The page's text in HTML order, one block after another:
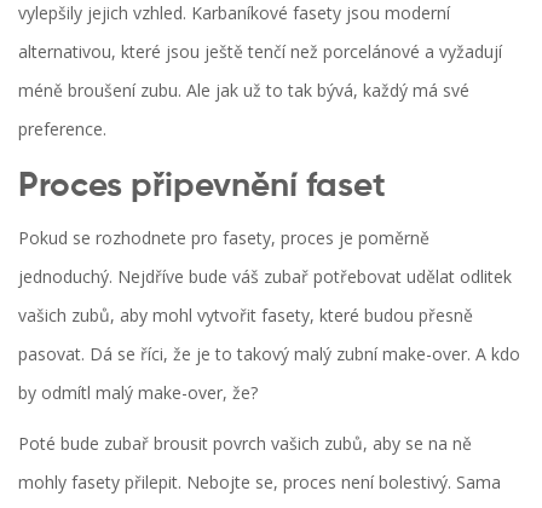
vylepšily jejich vzhled. Karbaníkové fasety jsou moderní
alternativou, které jsou ještě tenčí než porcelánové a vyžadují
méně broušení zubu. Ale jak už to tak bývá, každý má své
preference.
Proces připevnění faset
Pokud se rozhodnete pro fasety, proces je poměrně
jednoduchý. Nejdříve bude váš zubař potřebovat udělat odlitek
vašich zubů, aby mohl vytvořit fasety, které budou přesně
pasovat. Dá se říci, že je to takový malý zubní make-over. A kdo
by odmítl malý make-over, že?
Poté bude zubař brousit povrch vašich zubů, aby se na ně
mohly fasety přilepit. Nebojte se, proces není bolestivý. Sama